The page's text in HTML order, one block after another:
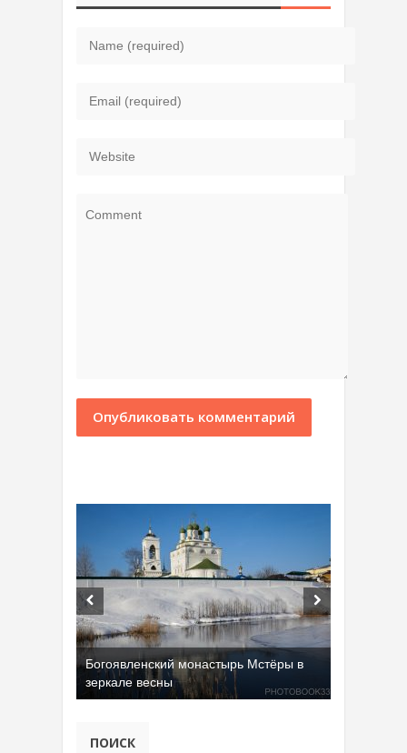
Богоявленский монастырь Мстёры в
зеркале весны
ПОИСК